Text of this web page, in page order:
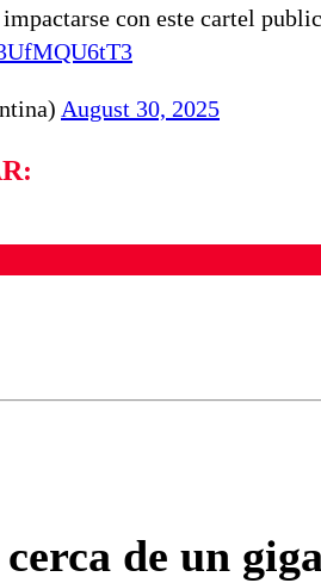
con este cartel
August 30, 2025
de un